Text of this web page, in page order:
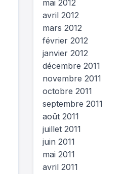
mai 2012
avril 2012
mars 2012
février 2012
janvier 2012
décembre 2011
novembre 2011
octobre 2011
septembre 2011
août 2011
juillet 2011
juin 2011
mai 2011
avril 2011